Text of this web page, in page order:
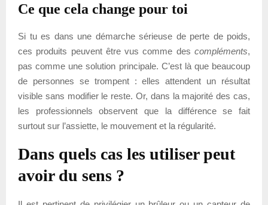
Ce que cela change pour toi
Si tu es dans une démarche sérieuse de perte de poids,
ces produits peuvent être vus comme des compléments,
pas comme une solution principale. C’est là que beaucoup
de personnes se trompent : elles attendent un résultat
visible sans modifier le reste. Or, dans la majorité des cas,
les professionnels observent que la différence se fait
surtout sur l’assiette, le mouvement et la régularité.
Dans quels cas les utiliser peut
avoir du sens ?